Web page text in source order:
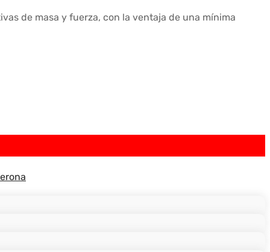
de masa y fuerza, con la ventaja de una mínima